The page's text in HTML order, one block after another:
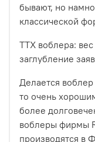
бывают, но
классической
ТТХ воблера:
заглубление
Делается
то очень
более
воблеры фирмы
производятся в